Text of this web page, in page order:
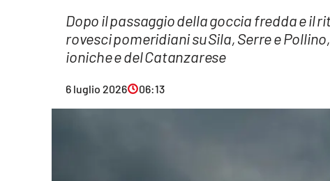
Economia e lavoro
Dopo il passaggio della goccia fredda e
rovesci pomeridiani su Sila, Serre e
ioniche e del Catanzarese
6 luglio 2026 06:13